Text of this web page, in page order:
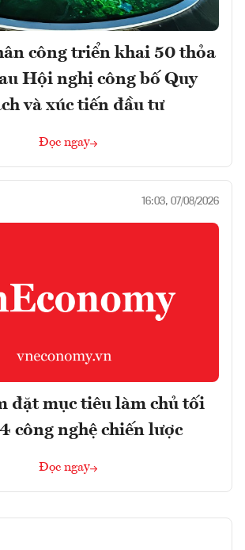
công triển khai 50 thỏa
Hội nghị công bố Quy
và xúc tiến đầu tư
Đọc ngay
16:03, 07/08/2026
đặt mục tiêu làm chủ tối
công nghệ chiến lược
Đọc ngay